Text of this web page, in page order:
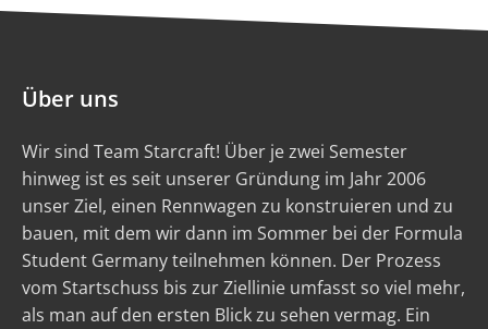
Über uns
Wir sind Team Starcraft! Über je zwei Semester
hinweg ist es seit unserer Gründung im Jahr 2006
unser Ziel, einen Rennwagen zu konstruieren und zu
bauen, mit dem wir dann im Sommer bei der Formula
Student Germany teilnehmen können. Der Prozess
vom Startschuss bis zur Ziellinie umfasst so viel mehr,
als man auf den ersten Blick zu sehen vermag. Ein